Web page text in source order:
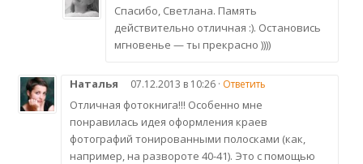
Спасибо, Светлана. Память
действительно отличная :). Остановись
мгновенье — ты прекрасно ))))
Наталья 07.12.2013 в 10:26 · Ответить
Отличная фотокнига!!! Особенно мне
понравилась идея оформления краев
фотографий тонированными полосками (как,
например, на развороте 40-41). Это с помощью